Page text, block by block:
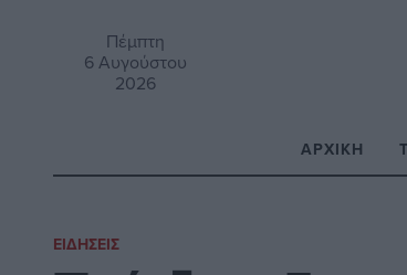
Πέμπτη
6 Αυγούστου
2026
ΑΡΧΙΚΉ
ΕΙΔΉΣΕΙΣ